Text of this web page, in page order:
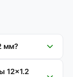
мм?
12×1.2